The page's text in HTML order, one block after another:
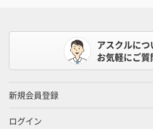
アスクルにつ
お気軽にご質
新規会員登録
ログイン